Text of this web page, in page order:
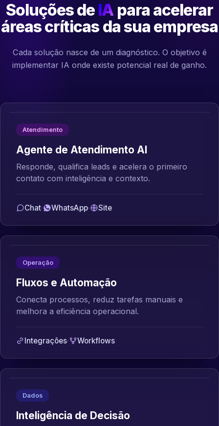
Soluções de IA para acelerar
áreas críticas da sua empresa
Cada solução nasce de um diagnóstico. O objetivo é
implementar IA onde existe potencial real de ganho.
Atendimento
Agente de Atendimento AI
Responde, qualifica leads e acelera o primeiro
contato com inteligência e contexto.
Chat· WhatsApp· Site
Operação
Fluxos e Automação
Conecta processos, reduz tarefas manuais e
melhora a eficiência operacional.
Integrações· Workflows
Dados
Inteligência de Decisão